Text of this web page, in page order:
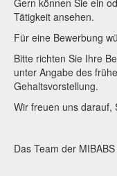
Gern können Sie ein
Tätigkeit ansehen.
Für eine Bewerbung
Bitte richten Sie Ihre
unter Angabe des
Gehaltsvorstellung.
Wir freuen uns darauf,
Das Team der